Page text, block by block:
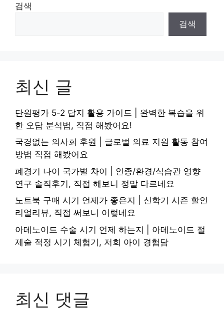
검색
검색
최신 글
단원평가 5-2 답지 활용 가이드 | 완벽한 복습을 위
한 오답 분석법, 직접 해봤어요!
국경없는 의사회 후원 | 글로벌 의료 지원 활동 참여
방법 직접 해봤어요
폐경기 나이 국가별 차이 | 인종/환경/식습관 영향
연구 솔직후기, 직접 해보니 정말 다르네요
노트북 구매 시기 언제가 좋은지 | 신학기 시즌 할인
리얼리뷰, 직접 써보니 이렇네요
아데노이드 수술 시기 언제 하는지 | 아데노이드 절
제술 적정 시기 체험기, 저희 아이 경험담
최신 댓글